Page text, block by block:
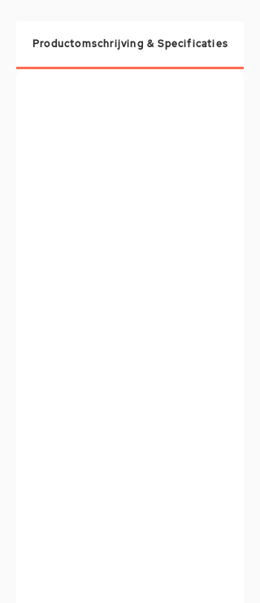
Productomschrijving & Specificaties